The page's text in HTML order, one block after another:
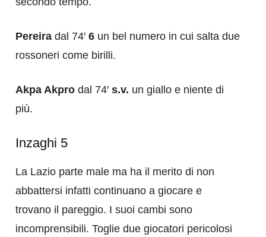
Pereira dal 74′ 6 un bel numero in cui salta due
rossoneri come birilli.
Akpa Akpro dal 74′ s.v. un giallo e niente di
più.
Inzaghi 5
La Lazio parte male ma ha il merito di non
abbattersi infatti continuano a giocare e
trovano il pareggio. I suoi cambi sono
incomprensibili. Toglie due giocatori pericolosi